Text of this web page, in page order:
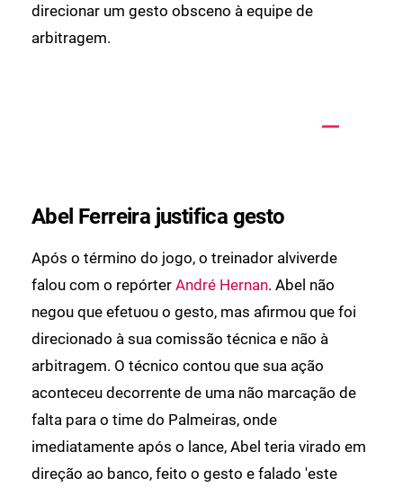
direcionar um gesto obsceno à equipe de
arbitragem.
Abel Ferreira justifica gesto
Após o término do jogo, o treinador alviverde
falou com o repórter André Hernan. Abel não
negou que efetuou o gesto, mas afirmou que foi
direcionado à sua comissão técnica e não à
arbitragem. O técnico contou que sua ação
aconteceu decorrente de uma não marcação de
falta para o time do Palmeiras, onde
imediatamente após o lance, Abel teria virado em
direção ao banco, feito o gesto e falado 'este